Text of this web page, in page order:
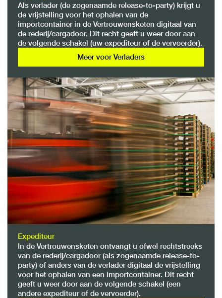
Als verlader (de zogenaamde release-to-party) krijgt u
de vrijstelling voor het ophalen van de
importcontainer in de Vertrouwensketen digitaal van
de rederij/cargadoor. Dit recht geeft u weer door aan
de volgende schakel (uw expediteur of de vervoerder).
Meer voor Verladers
Expediteur
In de Vertrouwensketen ontvangt u ofwel rechtstreeks
van de rederij/cargadoor (als zogenaamde release-to-
party) of anders van de verlader digitaal de vrijstelling
voor het ophalen van een importcontainer. Dit recht
geeft u weer door aan de volgende schakel (een
andere expediteur of de vervoerder).